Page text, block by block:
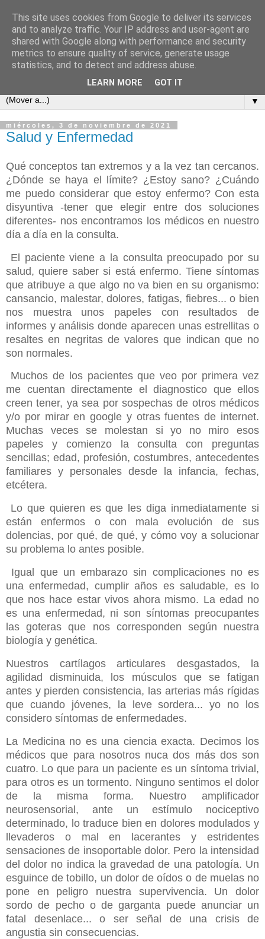
COSAS MIAS
Cuaderno de apuntes, opiniones, reflexiones y embustes de
Celso Pareja-Obregón López-Pazo y familia.
▼
miércoles, 3 de noviembre de 2021
Salud y Enfermedad
Qué conceptos tan extremos y a la vez tan cercanos.
¿Dónde se haya el límite? ¿Estoy sano? ¿Cuándo
me puedo considerar que estoy enfermo? Con esta
disyuntiva -tener que elegir entre dos soluciones
diferentes- nos encontramos los médicos en nuestro
día a día en la consulta.
El paciente viene a la consulta preocupado por su
salud, quiere saber si está enfermo. Tiene síntomas
que atribuye a que algo no va bien en su organismo:
cansancio, malestar, dolores, fatigas, fiebres... o bien
nos muestra unos papeles con resultados de
informes y análisis donde aparecen unas estrellitas o
resaltes en negritas de valores que indican que no
son normales.
Muchos de los pacientes que veo por primera vez
me cuentan directamente el diagnostico que ellos
creen tener, ya sea por sospechas de otros médicos
y/o por mirar en google y otras fuentes de internet.
Muchas veces se molestan si yo no miro esos
papeles y comienzo la consulta con preguntas
sencillas; edad, profesión, costumbres, antecedentes
familiares y personales desde la infancia, fechas,
etcétera.
Lo que quieren es que les diga inmediatamente si
están enfermos o con mala evolución de sus
dolencias, por qué, de qué, y cómo voy a solucionar
su problema lo antes posible.
Igual que un embarazo sin complicaciones no es
una enfermedad, cumplir años es saludable, es lo
que nos hace estar vivos ahora mismo. La edad no
es una enfermedad, ni son síntomas preocupantes
las goteras que nos corresponden según nuestra
biología y genética.
Nuestros cartílagos articulares desgastados, la
agilidad disminuida, los músculos que se fatigan
antes y pierden consistencia, las arterias más rígidas
que cuando jóvenes, la leve sordera... yo no los
considero síntomas de enfermedades.
La Medicina no es una ciencia exacta. Decimos los
médicos que para nosotros nuca dos más dos son
cuatro. Lo que para un paciente es un síntoma trivial,
para otros es un tormento. Ninguno sentimos el dolor
de la misma forma. Nuestro amplificador
neurosensorial, ante un estímulo nociceptivo
determinado, lo traduce bien en dolores modulados y
llevaderos o mal en lacerantes y estridentes
sensaciones de insoportable dolor. Pero la intensidad
del dolor no indica la gravedad de una patología. Un
esguince de tobillo, un dolor de oídos o de muelas no
pone en peligro nuestra supervivencia. Un dolor
sordo de pecho o de garganta puede anunciar un
fatal desenlace... o ser señal de una crisis de
angustia sin consecuencias.
This site uses cookies from Google to deliver its services
and to analyze traffic. Your IP address and user-agent are
shared with Google along with performance and security
metrics to ensure quality of service, generate usage
statistics, and to detect and address abuse.
LEARN MORE GOT IT